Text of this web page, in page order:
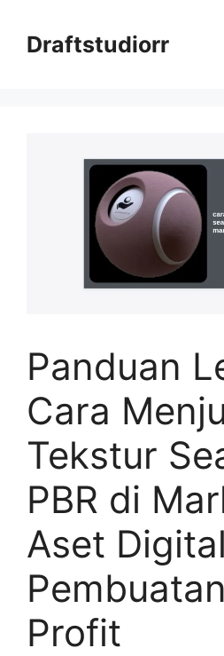
contentDraftstudiorr
Panduan
Cara
Tekstur
PBR di
Aset
Profit